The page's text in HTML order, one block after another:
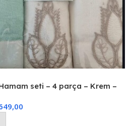
seti – 4 parça – Krem –